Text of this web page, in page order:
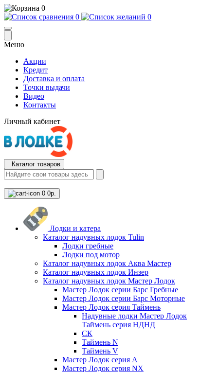
0
0
0
Меню
Акции
Кредит
Доставка и оплата
Точки выдачи
Видео
Контакты
Личный кабинет
Каталог товаров
0 0р.
Лодки и катера
Каталог надувных лодок Tulin
Лодки гребные
Лодки под мотор
Каталог надувных лодок Аква Мастер
Каталог надувных лодок Инзер
Каталог надувных лодок Мастер Лодок
Мастер Лодок серии Барс Гребные
Мастер Лодок серии Барс Моторные
Мастер Лодок серия Таймень
Надувные лодки Мастер Лодок
Таймень серия НДНД
СК
Таймень N
Таймень V
Мастер Лодок серия А
Мастер Лодок серия NX